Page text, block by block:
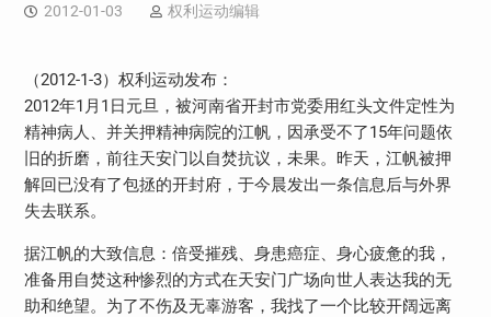
2012-01-03 权利运动编辑
（2012-1-3）权利运动发布：
2012年1月1日元旦，被河南省开封市党委用红头文件定性为
精神病人、并关押精神病院的江帆，因承受不了15年问题依
旧的折磨，前往天安门以自焚抗议，未果。昨天，江帆被押
解回已没有了包拯的开封府，于今晨发出一条信息后与外界
失去联系。
据江帆的大致信息：倍受摧残、身患癌症、身心疲惫的我，
准备用自焚这种惨烈的方式在天安门广场向世人表达我的无
助和绝望。为了不伤及无辜游客，我找了一个比较开阔远离